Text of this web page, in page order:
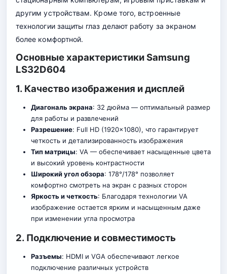
другим устройствам. Кроме того, встроенные
технологии защиты глаз делают работу за экраном
более комфортной.
Основные характеристики Samsung
LS32D604
1. Качество изображения и дисплей
Диагональ экрана: 32 дюйма — оптимальный размер
для работы и развлечений
Разрешение: Full HD (1920×1080), что гарантирует
четкость и детализированность изображения
Тип матрицы: VA — обеспечивает насыщенные цвета
и высокий уровень контрастности
Широкий угол обзора: 178°/178° позволяет
комфортно смотреть на экран с разных сторон
Яркость и четкость: Благодаря технологии VA
изображение остается ярким и насыщенным даже
при изменении угла просмотра
2. Подключение и совместимость
Разъемы: HDMI и VGA обеспечивают легкое
подключение различных устройств